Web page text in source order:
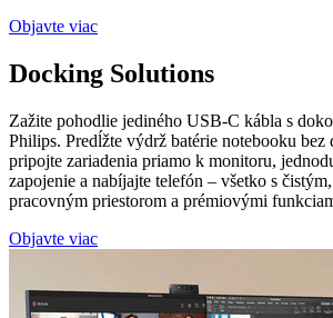
Objavte viac
Docking Solutions
Zažite pohodlie jediného USB-C kábla s
Philips. Predĺžte výdrž batérie notebooku bez
pripojte zariadenia priamo k monitoru,
zapojenie a nabíjajte telefón – všetko s
pracovným priestorom a prémiovými
Objavte viac